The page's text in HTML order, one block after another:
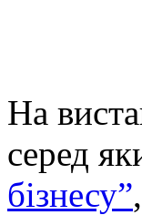
На
серед
бізнесу”